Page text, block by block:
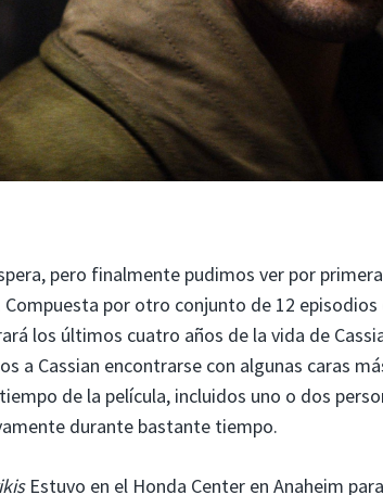
pero finalmente pudimos ver por
por otro conjunto de 12
los últimos cuatro años de la vida de
a Cassian encontrarse con algunas caras
de la película, incluidos uno o dos
durante bastante tiempo.
Estuvo en el Honda Center en Anaheim